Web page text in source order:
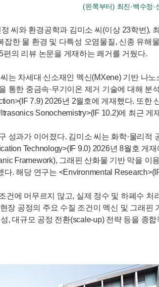
(왼쪽부터) 최진·백수정·
씨와 환경공학과 김미소 씨(이상 23학번),
한 물 환경 및 다특성 오염물질, 신종 유
의 리뷰 논문을 게재하는 쾌거를 거뒀다.
는 차세대 신소재인 멕신(MXene) 기반 나
통한 중금속·무기이온 제거 기술에 대해
7.9) 2026년 2월호에 게재했다. 또
Sonochemistry>(IF 10.2)에 최근
성과가 이어졌다. 김미소 씨는 화학·물리
Technology>(IF 9.0) 2026년 8월호
Framework), 그래핀 산화물 기반 막을
. 해당 연구는 <Environmental
건에 머무르지 않고, 실제 정수 및 하폐수
장 공정의 주요 수질 조건이 멕신 및 그래
, 대규모 공정 전환(scale-up) 전략 등을 종